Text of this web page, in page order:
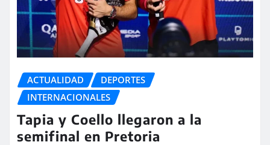
ACTUALIDAD
DEPORTES
INTERNACIONALES
Tapia y Coello llegaron a la
semifinal en Pretoria